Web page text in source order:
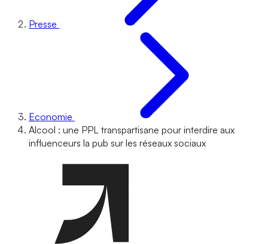
Presse
Economie
Alcool : une PPL transpartisane pour interdire aux
influenceurs la pub sur les réseaux sociaux